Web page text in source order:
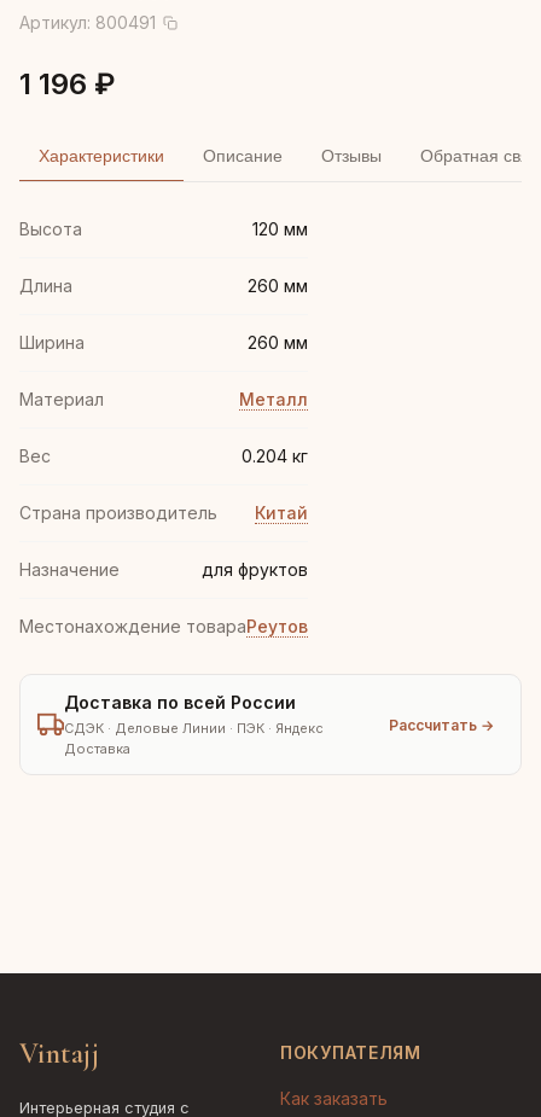
Артикул: 800491
1 196 ₽
Характеристики Описание Отзывы Обратная
Высота 120 мм
Длина 260 мм
Ширина 260 мм
Материал Металл
Вес 0.204 кг
Страна производитель Китай
Назначение для фруктов
Местонахождение товараРеутов
Доставка по всей России
СДЭК · Деловые Линии · ПЭК · Яндекс
Доставка
Рассчитать →
Vintajj
Интерьерная студия с
ПОКУПАТЕЛЯМ
Как заказать